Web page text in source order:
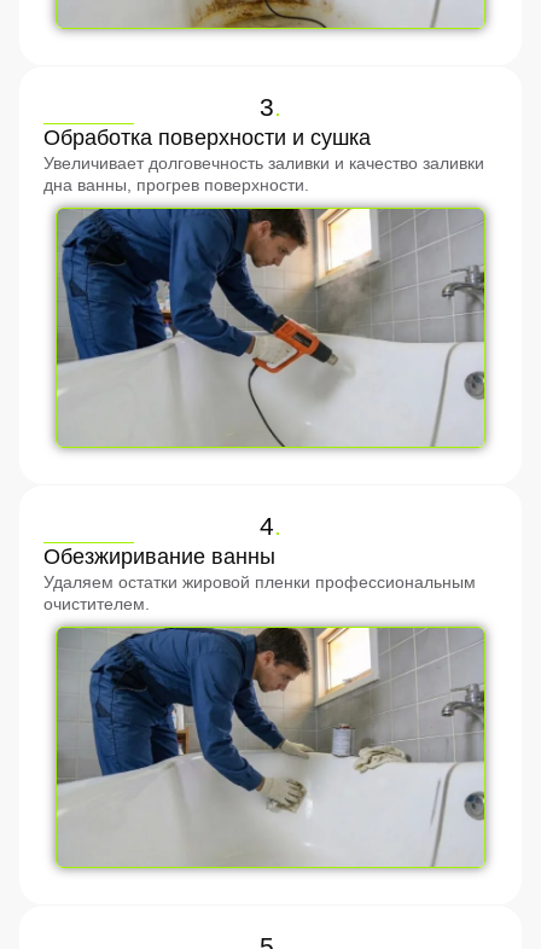
3.
Обработка поверхности и сушка
Увеличивает долговечность заливки и качество заливки
дна ванны, прогрев поверхности.
4.
Обезжиривание ванны
Удаляем остатки жировой пленки профессиональным
очистителем.